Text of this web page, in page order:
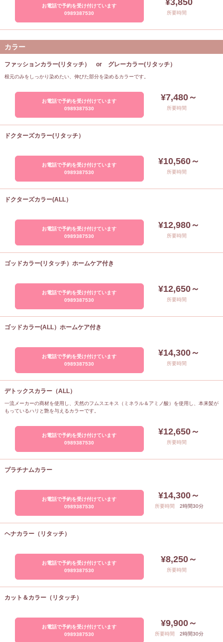
¥3,850
所要時間
お電話で予約を受け付けています
0989387530
カラー
ファッションカラー(リタッチ） or グレーカラー(リタッチ）
根元のみをしっかり染めたい、伸びた部分を染めるカラーです。
¥7,480～
所要時間
お電話で予約を受け付けています
0989387530
ドクターズカラー(リタッチ）
¥10,560～
所要時間
お電話で予約を受け付けています
0989387530
ドクターズカラー(ALL）
¥12,980～
所要時間
お電話で予約を受け付けています
0989387530
ゴッドカラー(リタッチ）ホームケア付き
¥12,650～
所要時間
お電話で予約を受け付けています
0989387530
ゴッドカラー(ALL）ホームケア付き
¥14,300～
所要時間
お電話で予約を受け付けています
0989387530
デトックスカラー（ALL）
一流メーカーの商材を使用し、天然のフムスエキス（ミネラル＆アミノ酸）を使用し、本来髪が
もっているハリと艶を与えるカラーです。
¥12,650～
所要時間
お電話で予約を受け付けています
0989387530
プラチナムカラー
¥14,300～
所要時間 2時間30分
お電話で予約を受け付けています
0989387530
ヘナカラー（リタッチ）
¥8,250～
所要時間
お電話で予約を受け付けています
0989387530
カット＆カラー（リタッチ）
¥9,900～
所要時間 2時間30分
お電話で予約を受け付けています
0989387530